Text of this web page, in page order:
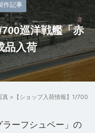
作記事
巡洋戦艦「赤
品入荷
真 > 【ショップ入荷情報】1/700
ーフシュペー」の